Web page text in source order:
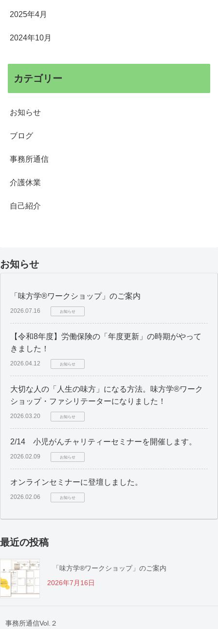
2025年4月
2024年10月
カテゴリー
お知らせ
ブログ
事務所通信
介護休業
自己紹介
お知らせ
「味方学®ワークショップ」のご案内
2026.07.16 お知らせ
【令和8年度】労働保険の「年度更新」の時期がやって
きました！
2026.04.12 お知らせ
大切な人の「人生の味方」になる方法。味方学®ワーク
ショップ・ファシリテーターになりました！
2026.03.20 お知らせ
2/14 小児がんチャリティーセミナーを開催します。
2026.02.09 お知らせ
オンラインセミナーに登壇しました。
2026.02.06 お知らせ
最近の投稿
「味方学®ワークショップ」のご案内
2026年7月16日
事務所通信Vol.２